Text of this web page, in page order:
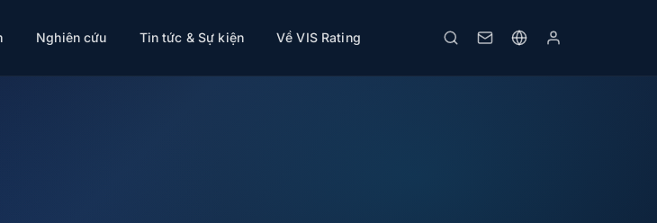
Nghiên cứu Tin tức & Sự kiện Về VIS Rating